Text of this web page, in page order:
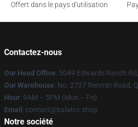
Offert dans le pays d'utilisation
Contactez-nous
Our Head Office: 5049 Edwards Ranch
Our Warehouse: No. 2727 Renmin Road,
Hour: 9AM – 5PM (Mon – Fri)
Email : contact@balatro.shop
Notre société